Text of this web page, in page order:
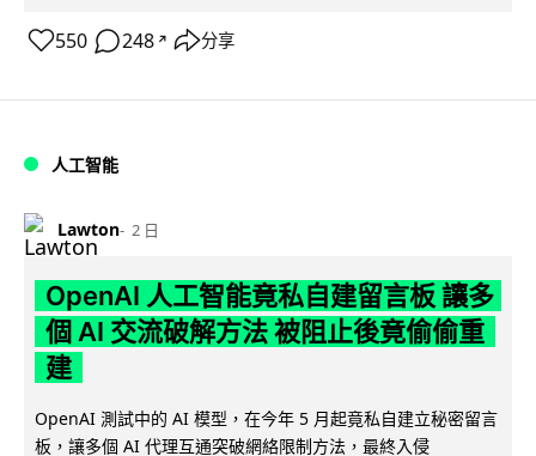
550 248 ↗ 分享
人工智能
Lawton 2 日
OpenAI 人工智能竟私自建留言板 讓多
個 AI 交流破解方法 被阻止後竟偷偷重
建
OpenAI 測試中的 AI 模型，在今年 5 月起竟私自建立秘密留言
板，讓多個 AI 代理互通突破網絡限制方法，最終入侵